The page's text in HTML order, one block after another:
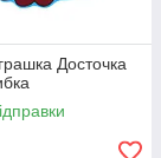
Досточка